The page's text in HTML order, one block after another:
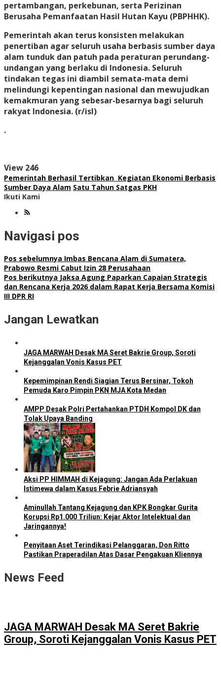
pertambangan, perkebunan, serta Perizinan
Berusaha Pemanfaatan Hasil Hutan Kayu (PBPHHK).
Pemerintah akan terus konsisten melakukan
penertiban agar seluruh usaha berbasis sumber daya
alam tunduk dan patuh pada peraturan perundang-
undangan yang berlaku di Indonesia. Seluruh
tindakan tegas ini diambil semata-mata demi
melindungi kepentingan nasional dan mewujudkan
kemakmuran yang sebesar-besarnya bagi seluruh
rakyat Indonesia. (r/isl)
.
View 246
Pemerintah Berhasil Tertibkan Kegiatan Ekonomi Berbasis
Sumber Daya Alam Satu Tahun Satgas PKH
Ikuti Kami
Navigasi pos
Pos sebelumnya Imbas Bencana Alam di Sumatera,
Prabowo Resmi Cabut Izin 28 Perusahaan
Pos berikutnya Jaksa Agung Paparkan Capaian Strategis
dan Rencana Kerja 2026 dalam Rapat Kerja Bersama Komisi
III DPR RI
Jangan Lewatkan
JAGA MARWAH Desak MA Seret Bakrie Group, Soroti
Kejanggalan Vonis Kasus PET
Kepemimpinan Rendi Siagian Terus Bersinar, Tokoh
Pemuda Karo Pimpin PKN MJA Kota Medan
AMPP Desak Polri Pertahankan PTDH Kompol DK dan
Tolak Upaya Banding
Aksi PP HIMMAH di Kejagung: Jangan Ada Perlakuan
Istimewa dalam Kasus Febrie Adriansyah
Aminullah Tantang Kejagung dan KPK Bongkar Gurita
Korupsi Rp1.000 Triliun: Kejar Aktor Intelektual dan
Jaringannya!
Penyitaan Aset Terindikasi Pelanggaran, Don Ritto
Pastikan Praperadilan Atas Dasar Pengakuan Kliennya
News Feed
JAGA MARWAH Desak MA Seret Bakrie
Group, Soroti Kejanggalan Vonis Kasus PET